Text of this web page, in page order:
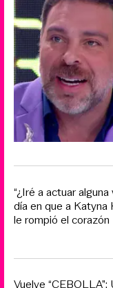
“¿Iré a actuar alguna
día en que a Katyna
le rompió el corazón
Vuelve “CEBOLLA”: